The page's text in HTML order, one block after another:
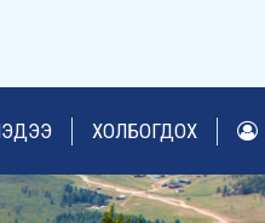
ХОЛБОГДОХ